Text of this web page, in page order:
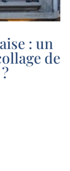
: un
de